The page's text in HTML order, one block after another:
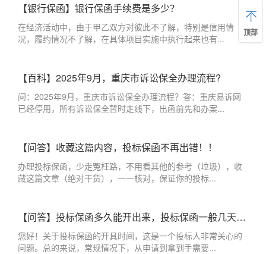
【银行保函】银行保函手续费是多少？
在经济活动中，由于甲乙双方对彼此不了解，特别是信用情
况，履约情况不了解，在具体项目实施中执行起来也有...
【百科】2025年9月，重庆市诉讼保全办理流程?
问：2025年9月，重庆市诉讼保全办理流程？答：重庆易诉网
已经停用，所有诉讼保全暂时走线下，出函前先和办案...
【问答】收藏这篇内容，投标保函不再出错！！
办理投标保函，少走冤枉路，不用看其他的参考（垃圾），收
藏这篇文章（绝对干货），一一核对，保证你的投标...
【问答】投标保函多久能开出来，投标保函一般几天出来？
您好！关于投标保函的开具时间，这是一个投标人非常关心的
问题。总的来说，常规情况下，从申请到拿到手需要...
顶部